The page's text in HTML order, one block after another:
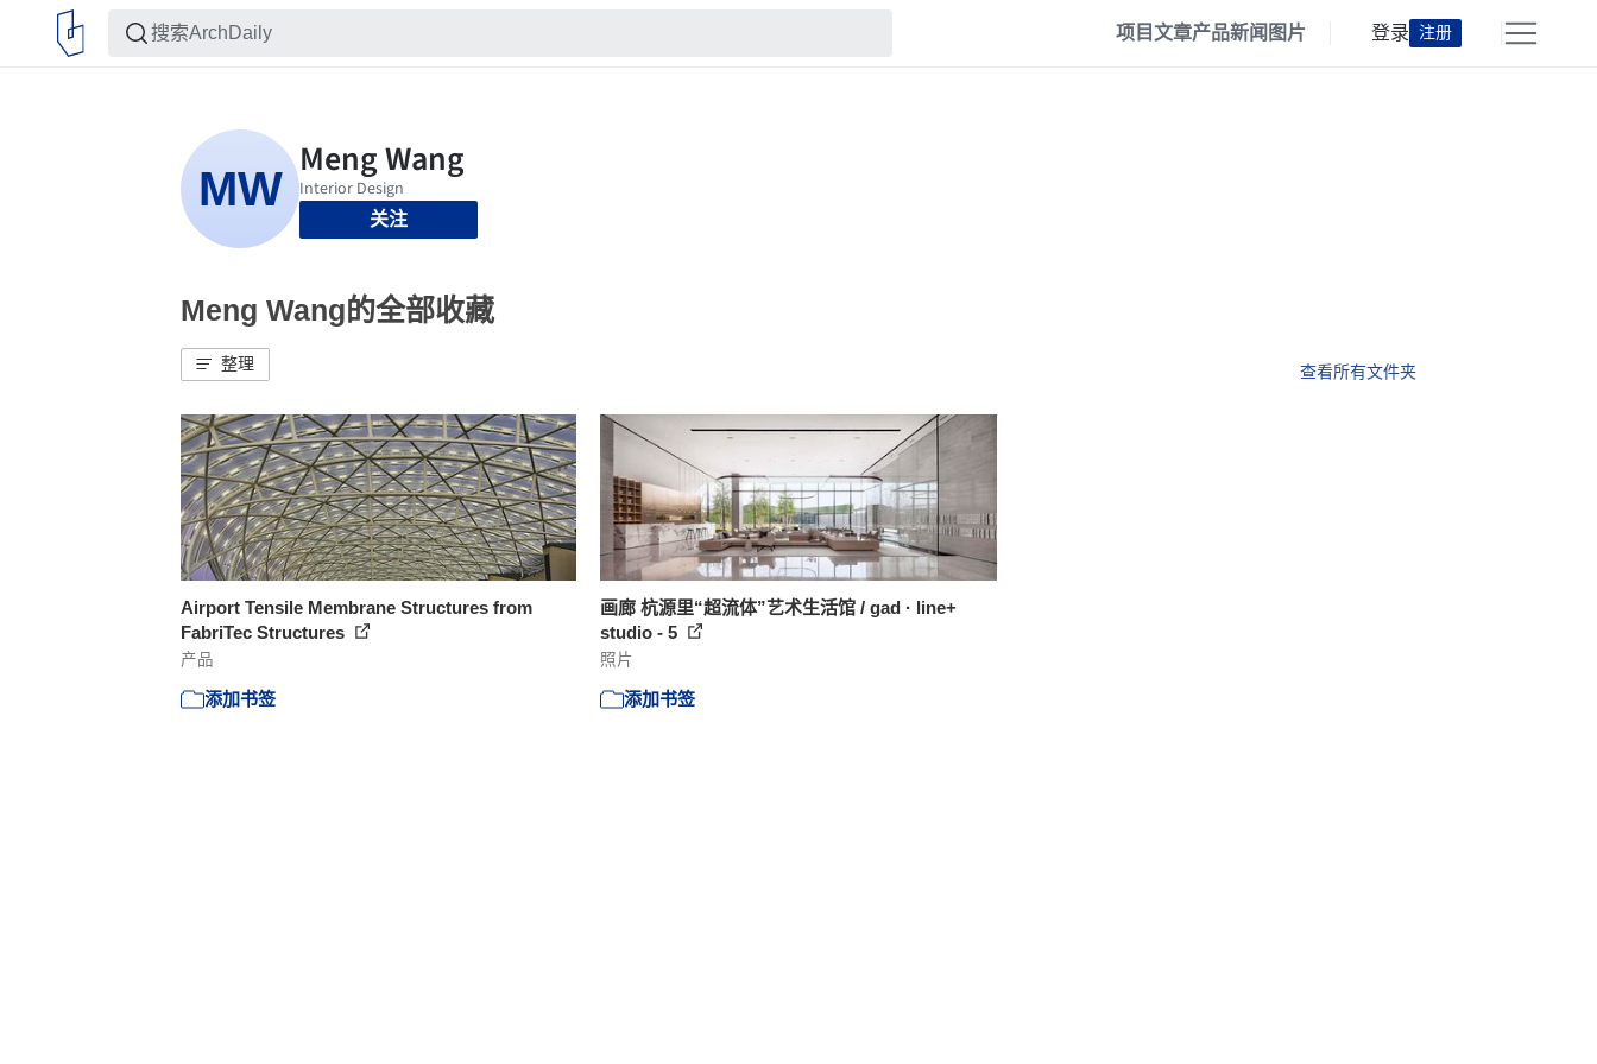
项目文章产品新闻 图片 登录 注册
关注
Meng Wang的全部收藏
整理 查看所有文件夹
Airport Tensile Membrane Structures from
FabriTec Structures
产品
添加书签
画廊 杭源里“超流体”艺术生活馆 / gad · line+
studio - 5
照片
添加书签